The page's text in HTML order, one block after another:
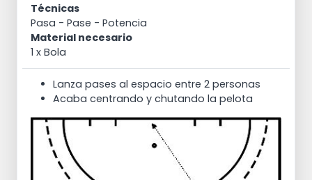
Técnicas
Pasa - Pase - Potencia
Material necesario
1 x Bola
Lanza pases al espacio entre 2 personas
Acaba centrando y chutando la pelota